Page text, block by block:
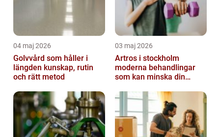
04 maj 2026
Golvvård som håller i
längden kunskap, rutin
och rätt metod
03 maj 2026
Artros i stockholm
moderna behandlingar
som kan minska din